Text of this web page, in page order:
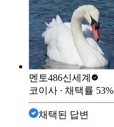
멘토486신세계
코이사 ∙ 채택률 53%
채택된 답변